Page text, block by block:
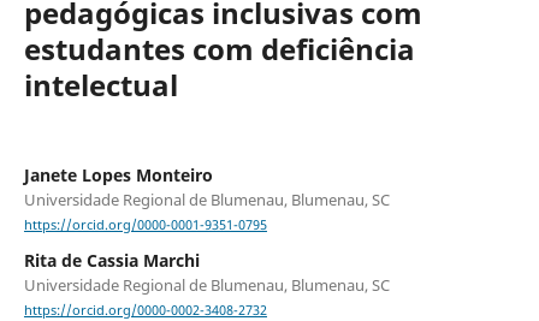
pedagógicas inclusivas com
estudantes com deficiência
intelectual
Janete Lopes Monteiro
Universidade Regional de Blumenau, Blumenau, SC
https://orcid.org/0000-0001-9351-0795
Rita de Cassia Marchi
Universidade Regional de Blumenau, Blumenau, SC
https://orcid.org/0000-0002-3408-2732